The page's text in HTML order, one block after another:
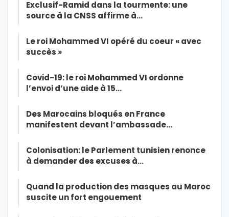
Exclusif-Ramid dans la tourmente: une
source à la CNSS affirme à…
Le roi Mohammed VI opéré du coeur « avec
succès »
Covid-19: le roi Mohammed VI ordonne
l’envoi d’une aide à 15…
Des Marocains bloqués en France
manifestent devant l’ambassade…
Colonisation: le Parlement tunisien renonce
à demander des excuses à…
Quand la production des masques au Maroc
suscite un fort engouement